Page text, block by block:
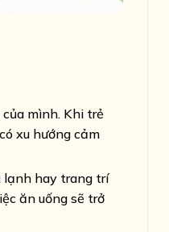
mình. Khi trẻ
xu hướng cảm
lạnh hay trang trí
ăn uống sẽ trở